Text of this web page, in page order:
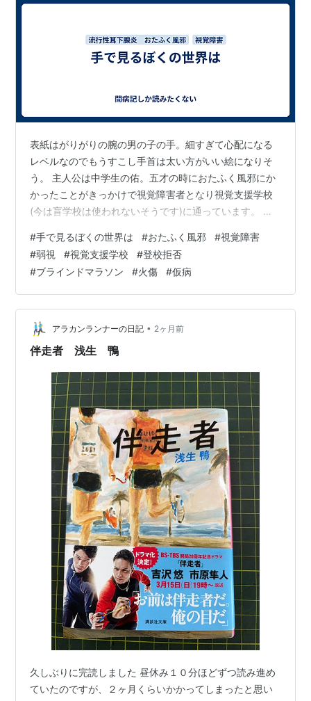
表紙はがりがりの腕の男の子の手。細すぎて心配になる
レベルなのでもうすこし手首は太い方がいい絵になりそ
う。 主人公は中学生の佑。五才の時におたふく風邪にか
かったことがきっかけで視覚障害者となり視覚支援学校
(今は盲学校は使われないそうです)に通っています。 友
られたことで登校拒否になってしまい心配しています。
佑はわりとおっちょこちょいな所があり科学室で火傷を
したり友達とファストフード店に行った際に怖い思いを
してしまいその後仮病を使って学校を休んだりと地味な
トラブルが続きます。 双葉の性格がうじうじしていて読
んでいてイライラする人もいるかもしれない…
#手で見るぼくの世界は #おたふく風邪 #視覚障害
#弱視 #視覚支援学校 #登校拒否
#ブラインドマラソン #火傷 #仮病
アラカンランナーの日記 • 2ヶ月前
伴走者 浅生 鴨
久しぶりに完読しました 昼休み１０分ほどずつ読み進め
ていたのですが、２ヶ月くらいかかってしまったと思い